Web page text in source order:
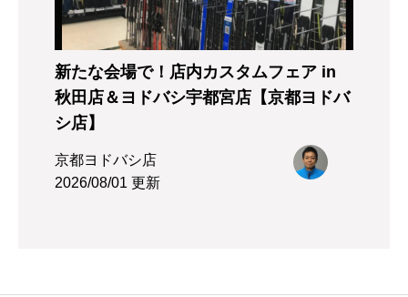
新たな会場で！店内カスタムフェア in
秋田店＆ヨドバシ宇都宮店【京都ヨドバ
シ店】
京都ヨドバシ店
2026/08/01 更新